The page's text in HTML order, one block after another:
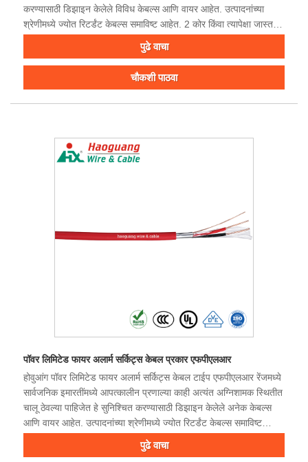
करण्यासाठी डिझाइन केलेले विविध केबल्स आणि वायर आहेत. उत्पादनांच्या
श्रेणीमध्ये ज्योत रिटर्डंट केबल्स समाविष्ट आहेत. 2 कोर किंवा त्यापेक्षा जास्त
बेअर तांबे सुरक्षा केबल्स आगीचा प्रसार रोखण्यास मदत करतात तर अग्निरोधक
केबल आगीच्या वेळी आपत्कालीन परिस्थितीत वीजपुरवठा सुरू ठेवण्यास सक्षम
असते. केबल्स पॉवर-लिमिटेड-फायर-अलार्म सर्किट्ससाठी वापरल्या जाऊ
पुढे वाचा
चौकशी पाठवा
पॉवर लिमिटेड फायर अलार्म सर्किट्स केबल प्रकार एफपीएलआर
होवुआंग पॉवर लिमिटेड फायर अलार्म सर्किट्स केबल टाईप एफपीएलआर रेंजमध्ये
सार्वजनिक इमारतींमध्ये आपत्कालीन प्रणाल्या काही अत्यंत अग्निशामक स्थितीत
चालू ठेवल्या पाहिजेत हे सुनिश्चित करण्यासाठी डिझाइन केलेले अनेक केबल्स
आणि वायर आहेत. उत्पादनांच्या श्रेणीमध्ये ज्योत रिटर्डंट केबल्स समाविष्ट
आहेत. अग्निरोधक केबल्स आगीच्या वेळी आपत्कालीन सर्किटला वीजपुरवठा सुरू
ठेवण्यास सक्षम असतात तर ज्वाला रेटर्डंट केबल्स आगीचा फैलाव रोखण्यास मदत
पुढे वाचा